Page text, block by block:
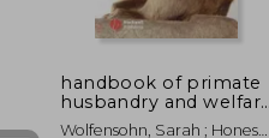
handbook of primate
husbandry and welfare
(en Inglés)
Wolfensohn, Sarah ; Honess,